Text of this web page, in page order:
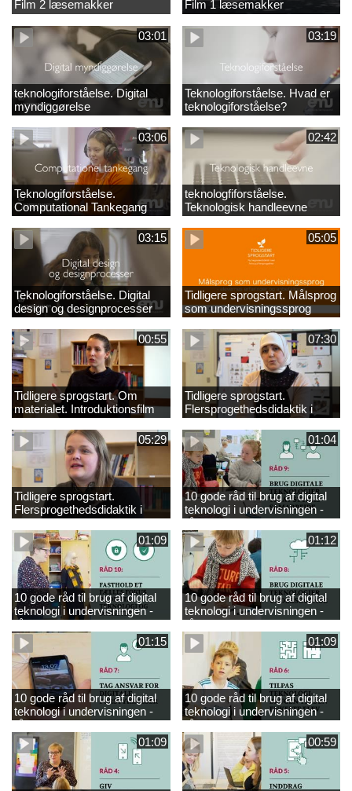
Film 2 læsemakker Film 1 læsemakker
03:01
teknologiforståelse. Digital
myndiggørelse
03:19
Teknologiforståelse. Hvad er
teknologiforståelse?
03:06
Teknologiforståelse.
Computational Tankegang
02:42
teknologfiforståelse.
Teknologisk handleevne
03:15
Teknologiforståelse. Digital
design og designprocesser
05:05
Tidligere sprogstart. Målsprog
som undervisningssprog
00:55
Tidligere sprogstart. Om
materialet. Introduktionsfilm
07:30
Tidligere sprogstart.
Flersprogethedsdidaktik i
fransk og tysk
05:29
Tidligere sprogstart.
Flersprogethedsdidaktik i
engelsk
01:04
10 gode råd til brug af digital
teknologi i undervisningen -
råd 9
01:09
10 gode råd til brug af digital
teknologi i undervisningen -
råd 10
01:12
10 gode råd til brug af digital
teknologi i undervisningen -
råd 8
01:15
10 gode råd til brug af digital
teknologi i undervisningen -
råd 7
01:09
10 gode råd til brug af digital
teknologi i undervisningen -
råd 6
01:09
00:59